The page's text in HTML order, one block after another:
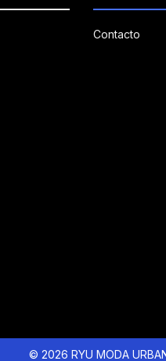
Contacto
© 2026 RYU MODA